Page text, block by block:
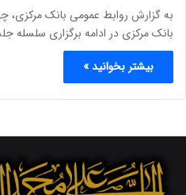
به گزارش روابط عمومی بانک
بانک مرکزی در ادامه برگزاری سلسله
بیشتر بخوانید »